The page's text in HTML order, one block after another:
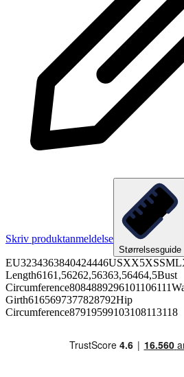
Skriv produktanmeldelse
Størrelsesguide
Length6161,56262,56363,56464,5Bust
Girth6165697377828792Hip
Circumference87919599103108113118